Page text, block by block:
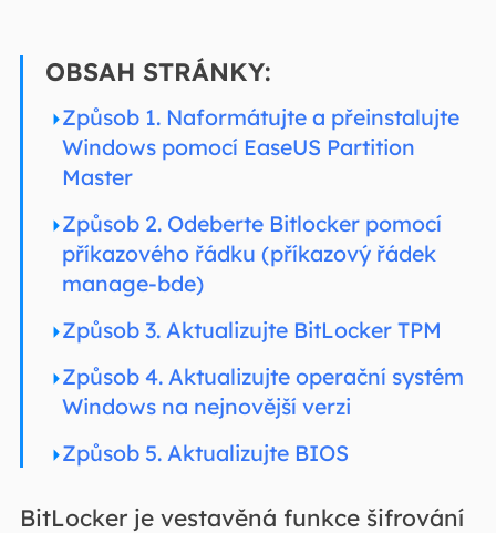
OBSAH STRÁNKY:
Způsob 1. Naformátujte a přeinstalujte
Windows pomocí EaseUS Partition
Master
Způsob 2. Odeberte Bitlocker pomocí
příkazového řádku (příkazový řádek
manage-bde)
Způsob 3. Aktualizujte BitLocker TPM
Způsob 4. Aktualizujte operační systém
Windows na nejnovější verzi
Způsob 5. Aktualizujte BIOS
BitLocker je vestavěná funkce šifrování